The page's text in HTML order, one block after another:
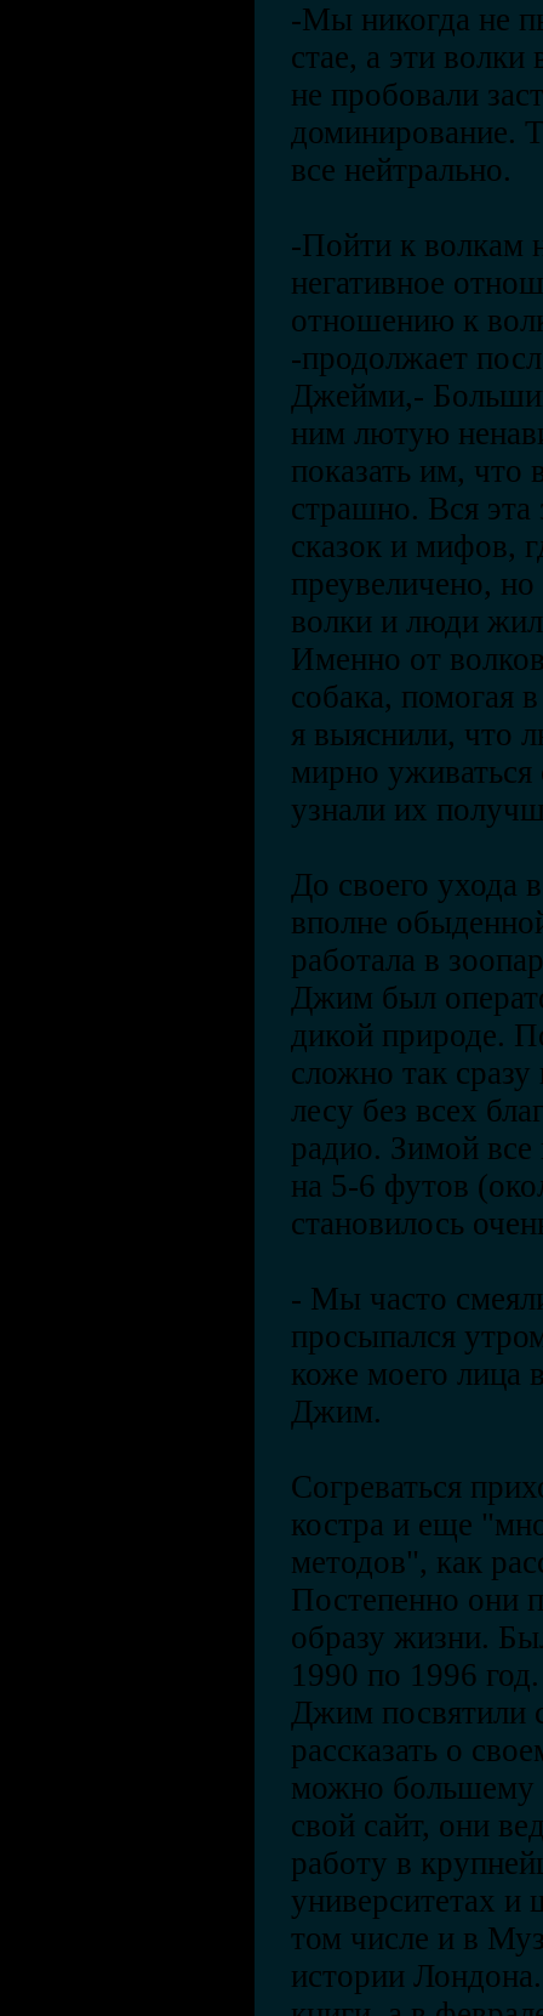
-Мы никогда не
стае, а эти
не пробовали
доминирование.
все нейтрально.
-Пойти к волкам
негативное
отношению к
-продолжает
Джейми,-
ним лютую
показать им, что
страшно. Вся эта
сказок и мифов,
преувеличено,
волки и люди
Именно от
собака, помогая
я выяснили, что
мирно
узнали их
До своего ухода
вполне
работала в
Джим был
дикой природе.
сложно так сразу
лесу без всех
радио. Зимой все
на 5-6 футов
становилось
- Мы часто
просыпался
коже моего лица
Джим.
Согреваться
костра и еще
методов", как
Постепенно они
образу жизни.
1990 по 1996
Джим посвятили
рассказать о
можно большему
свой сайт, они
работу в
университетах и
том числе и в
истории